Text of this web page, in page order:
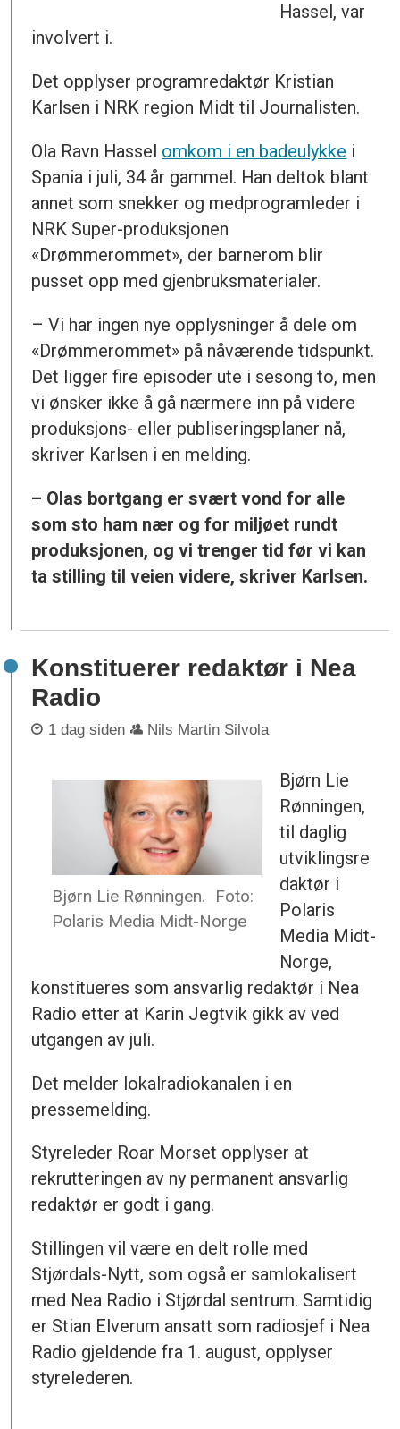
Hassel, var
involvert i.
Det opplyser programredaktør Kristian
Karlsen i NRK region Midt til Journalisten.
Ola Ravn Hassel omkom i en badeulykke i
Spania i juli, 34 år gammel. Han deltok blant
annet som snekker og medprogramleder i
NRK Super-produksjonen
«Drømmerommet», der barnerom blir
pusset opp med gjenbruksmaterialer.
– Vi har ingen nye opplysninger å dele om
«Drømmerommet» på nåværende tidspunkt.
Det ligger fire episoder ute i sesong to, men
vi ønsker ikke å gå nærmere inn på videre
produksjons- eller publiseringsplaner nå,
skriver Karlsen i en melding.
– Olas bortgang er svært vond for alle
som sto ham nær og for miljøet rundt
produksjonen, og vi trenger tid før vi kan
ta stilling til veien videre, skriver Karlsen.
Konstituerer redaktør i Nea
Radio
1 dag siden Nils Martin Silvola
Bjørn Lie Rønningen.
Foto:
Polaris Media Midt-Norge
Bjørn Lie
Rønningen,
til daglig
utviklingsre
daktør i
Polaris
Media Midt-
Norge,
konstitueres som ansvarlig redaktør i Nea
Radio etter at Karin Jegtvik gikk av ved
utgangen av juli.
Det melder lokalradiokanalen i en
pressemelding.
Styreleder Roar Morset opplyser at
rekrutteringen av ny permanent ansvarlig
redaktør er godt i gang.
Stillingen vil være en delt rolle med
Stjørdals-Nytt, som også er samlokalisert
med Nea Radio i Stjørdal sentrum. Samtidig
er Stian Elverum ansatt som radiosjef i Nea
Radio gjeldende fra 1. august, opplyser
styrelederen.